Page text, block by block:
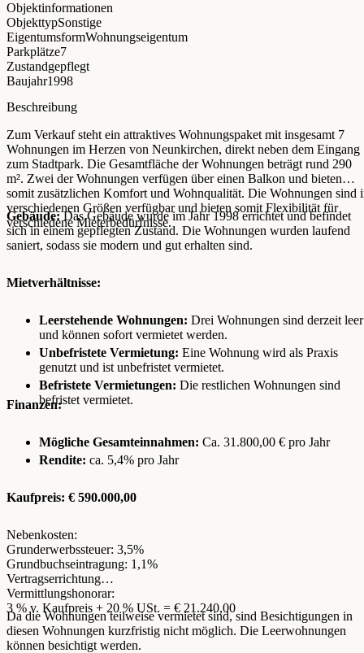
Objektinformationen
ObjekttypSonstige
EigentumsformWohnungseigentum
Parkplätze7
Zustandgepflegt
Baujahr1998
Beschreibung
Zum Verkauf steht ein attraktives Wohnungspaket mit insgesamt 7
Wohnungen im Herzen von Neunkirchen, direkt neben dem Eingang
zum Stadtpark. Die Gesamtfläche der Wohnungen beträgt rund 290
m². Zwei der Wohnungen verfügen über einen Balkon und bieten
somit zusätzlichen Komfort und Wohnqualität. Die Wohnungen sind
verschiedenen Größen verfügbar und bieten somit Flexibilität für
verschiedene Mieterbedürfnisse.
Gebäude:Das Gebäude wurde im Jahr 1998 errichtet und befindet
sich in einem gepflegten Zustand. Die Wohnungen wurden laufend
saniert, sodass sie modern und gut erhalten sind.
Mietverhältnisse:
Leerstehende Wohnungen: Drei Wohnungen sind derzeit leer
und können sofort vermietet werden.
Unbefristete Vermietung: Eine Wohnung wird als Praxis
genutzt und ist unbefristet vermietet.
Befristete Vermietungen: Die restlichen Wohnungen sind
befristet vermietet.
Finanzen:
Mögliche Gesamteinnahmen: Ca. 31.800,00 € pro Jahr
Rendite: ca. 5,4% pro Jahr
Kaufpreis: € 590.000,00
Nebenkosten:
Grunderwerbssteuer: 3,5%
Grundbuchseintragung: 1,1%
Vertragserrichtung
Vermittlungshonorar:
3 % v. Kaufpreis + 20 % USt. = € 21.240,00
Da die Wohnungen teilweise vermietet sind, sind Besichtigungen in
diesen Wohnungen kurzfristig nicht möglich. Die Leerwohnungen
können besichtigt werden.